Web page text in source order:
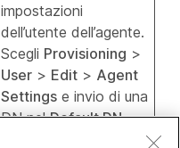
impostazioni
dell’utente dell’agente.
Scegli Provisioning >
User > Edit > Agent
Settings e invio di una
DN nelDefault DN.